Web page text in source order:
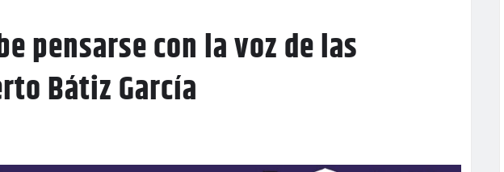
pensarse con la voz de las
Bátiz García